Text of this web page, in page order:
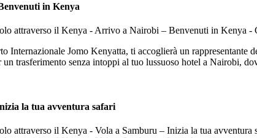
in Kenya
Internazionale Jomo Kenyatta, ti accoglierà un rappresentante
trasferimento senza intoppi al tuo lussuoso hotel a Nairobi,
la tua avventura safari